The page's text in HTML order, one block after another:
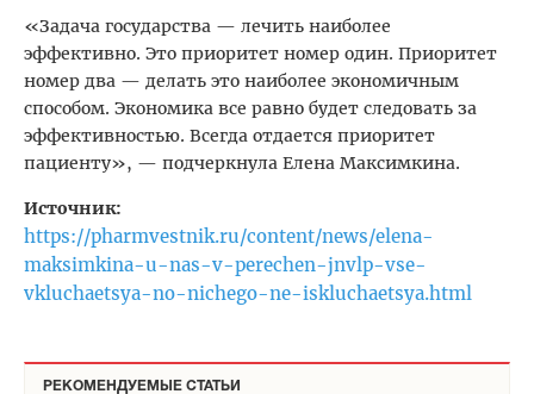
«Задача государства — лечить наиболее
эффективно. Это приоритет номер один. Приоритет
номер два — делать это наиболее экономичным
способом. Экономика все равно будет следовать за
эффективностью. Всегда отдается приоритет
пациенту», — подчеркнула Елена Максимкина.
Источник:
https://pharmvestnik.ru/content/news/elena-
maksimkina-u-nas-v-perechen-jnvlp-vse-
vkluchaetsya-no-nichego-ne-iskluchaetsya.html
РЕКОМЕНДУЕМЫЕ СТАТЬИ